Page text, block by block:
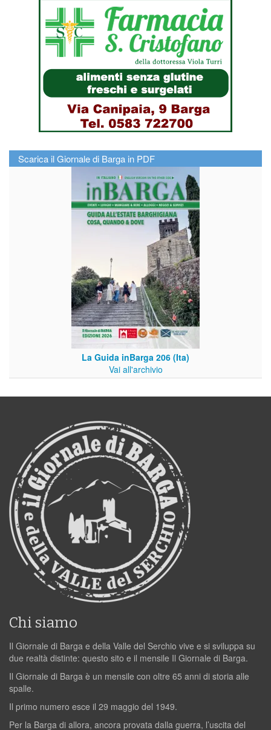
Scarica il Giornale di Barga in PDF
La Guida inBarga 206 (Ita)
Vai all'archivio
Chi siamo
Il Giornale di Barga e della Valle del Serchio vive e si sviluppa su
due realtà distinte: questo sito e il mensile Il Giornale di Barga.
Il Giornale di Barga è un mensile con oltre 65 anni di storia alle
spalle.
Il primo numero esce il 29 maggio del 1949.
Per la Barga di allora, ancora provata dalla guerra, l’uscita del